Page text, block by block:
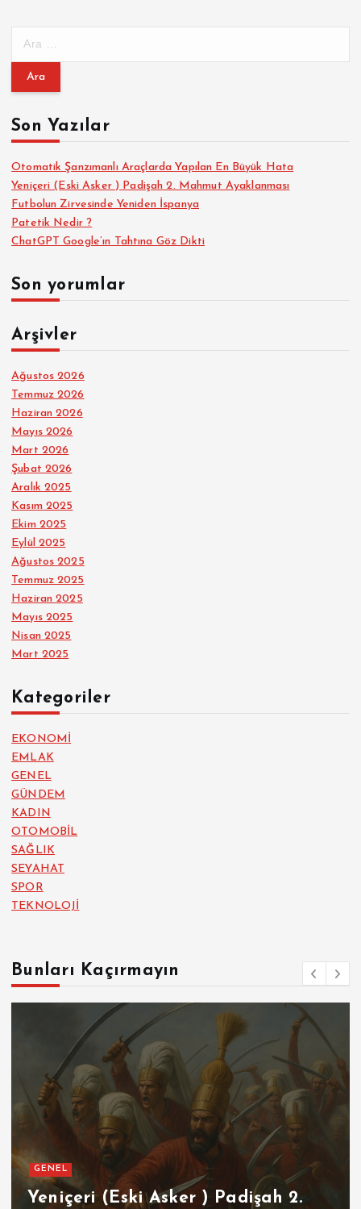
a
s
ı
m
:Son Yazılar
Otomatik Şanzımanlı Araçlarda Yapılan En Büyük Hata
Yeniçeri (Eski Asker ) Padişah 2. Mahmut Ayaklanması
Futbolun Zirvesinde Yeniden İspanya
Patetik Nedir ?
ChatGPT Google’ın Tahtına Göz Dikti
Son yorumlar
Arşivler
Ağustos 2026
Temmuz 2026
Haziran 2026
Mayıs 2026
Mart 2026
Şubat 2026
Aralık 2025
Kasım 2025
Ekim 2025
Eylül 2025
Ağustos 2025
Temmuz 2025
Haziran 2025
Mayıs 2025
Nisan 2025
Mart 2025
Kategoriler
EKONOMİ
EMLAK
GENEL
GÜNDEM
KADIN
OTOMOBİL
SAĞLIK
SEYAHAT
SPOR
TEKNOLOJİ
Bunları Kaçırmayın
GENEL SPOR
Futbolun Zirvesinde Yeniden